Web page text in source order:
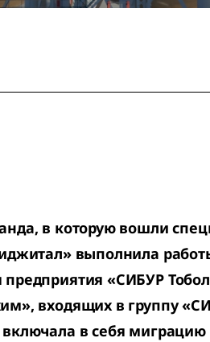
в которую вошли
выполнила
«СИБУР
входящих в группу
включала в себя